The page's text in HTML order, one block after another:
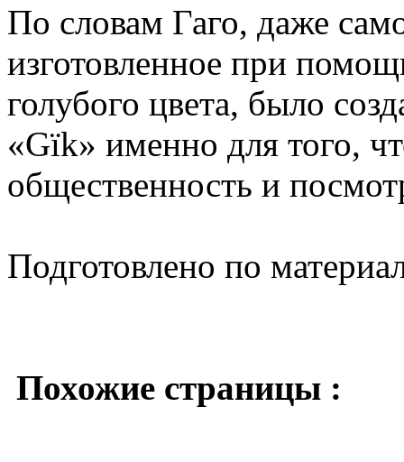
По словам Гаго, даже
изготовленное при
голубого цвета, было
«Gïk» именно для того,
общественность и
Подготовлено по
Похожие страницы :